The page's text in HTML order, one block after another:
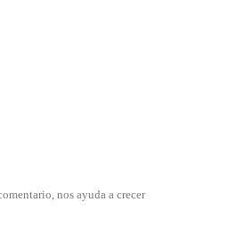
nos ayuda a crecer